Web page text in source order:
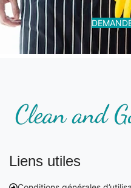
Liens utiles